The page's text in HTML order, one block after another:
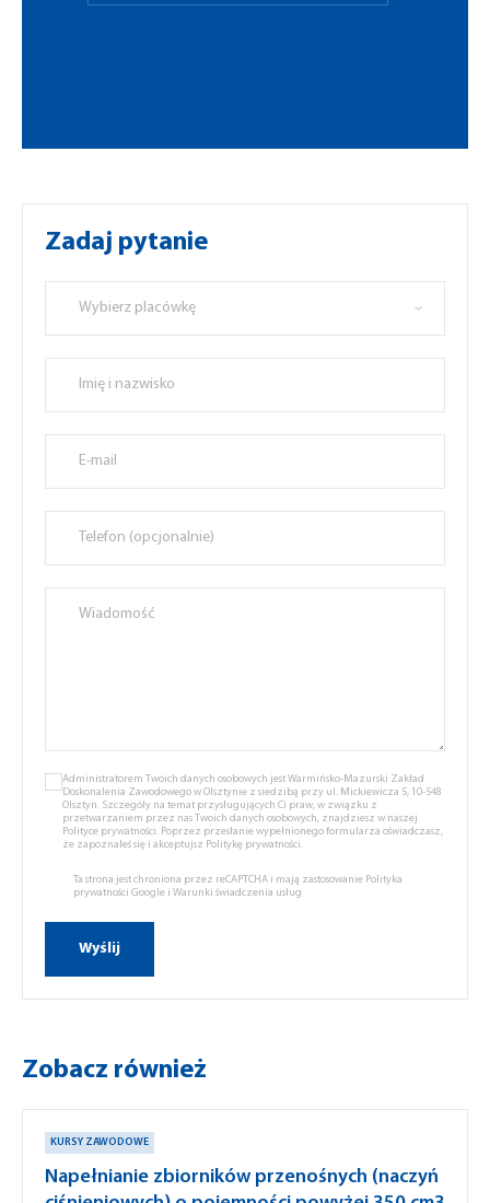
Zadaj pytanie
Wybierz placówkę
Administratorem Twoich danych osobowych jest Warmińsko-Mazurski Zakład
Doskonalenia Zawodowego w Olsztynie z siedzibą przy ul. Mickiewicza 5, 10-548
Olsztyn. Szczegóły na temat przysługujących Ci praw, w związku z
przetwarzaniem przez nas Twoich danych osobowych, znajdziesz w naszej
Polityce prywatności. Poprzez przesłanie wypełnionego formularza oświadczasz,
że zapoznałeś się i akceptujsz Politykę prywatności.
Ta strona jest chroniona przez reCAPTCHA i mają zastosowanie Polityka
prywatności Google i Warunki świadczenia usług
Zobacz również
KURSY ZAWODOWE
Napełnianie zbiorników przenośnych (naczyń